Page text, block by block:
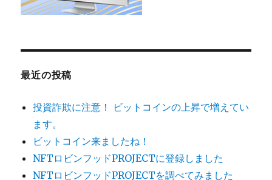
最近の投稿
投資詐欺に注意！ ビットコインの上昇で増えてい
ます。
ビットコイン来ましたね！
NFTロビンフッドPROJECTに登録しました
NFTロビンフッドPROJECTを調べてみました